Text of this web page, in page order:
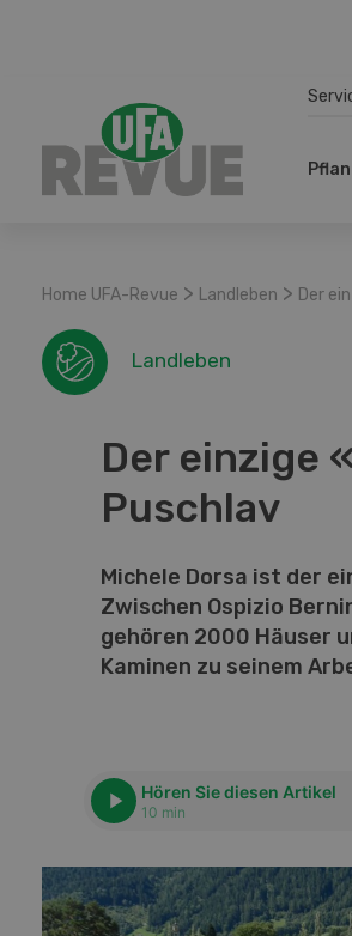
Home UFA-Revue > Landleben > Der
Landleben
Der einzige
Puschlav
Michele Dorsa ist der
Zwischen Ospizio
gehören 2000 Häuser
Kaminen zu seinem
Hören Sie diesen Artikel
10 min